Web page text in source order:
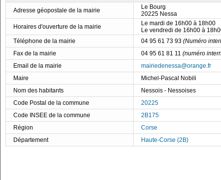
Adresse géopostale de la mairie
Le Bourg
20225 Nessa
Horaires d'ouverture de la mairie
Le mardi de 16h00 à 18h00
Le vendredi de 16h00 à
Téléphone de la mairie
04 95 61 73 93 (Numéro
Fax de la mairie
04 95 61 81 11 (numéro
Email de la mairie
mairiedenessa@orange.fr
Maire
Michel-Pascal Nobili
Nom des habitants
Nessois - Nessoises
Code Postal de la commune
20225
Code INSEE de la commune
2B175
Région
Corse
Département
Haute-Corse (2B)